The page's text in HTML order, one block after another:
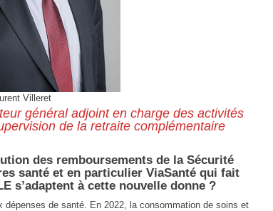
Villeret
général adjoint en charge des activités
de la retraite complémentaire
des remboursements de la Sécurité
santé et en particulier ViaSanté qui fait
s’adaptent à cette nouvelle donne ?
de santé. En 2022, la consommation de soins et